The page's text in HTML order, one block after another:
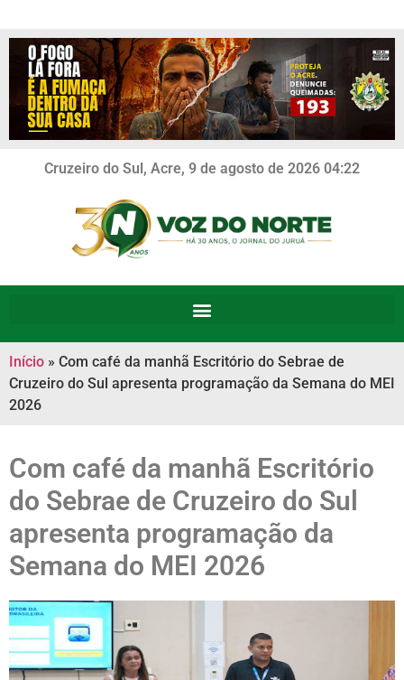
Cruzeiro do Sul, Acre, 9 de agosto de 2026 04:22
Início » Com café da manhã Escritório do Sebrae de
Cruzeiro do Sul apresenta programação da Semana do MEI
2026
Com café da manhã Escritório
do Sebrae de Cruzeiro do Sul
apresenta programação da
Semana do MEI 2026